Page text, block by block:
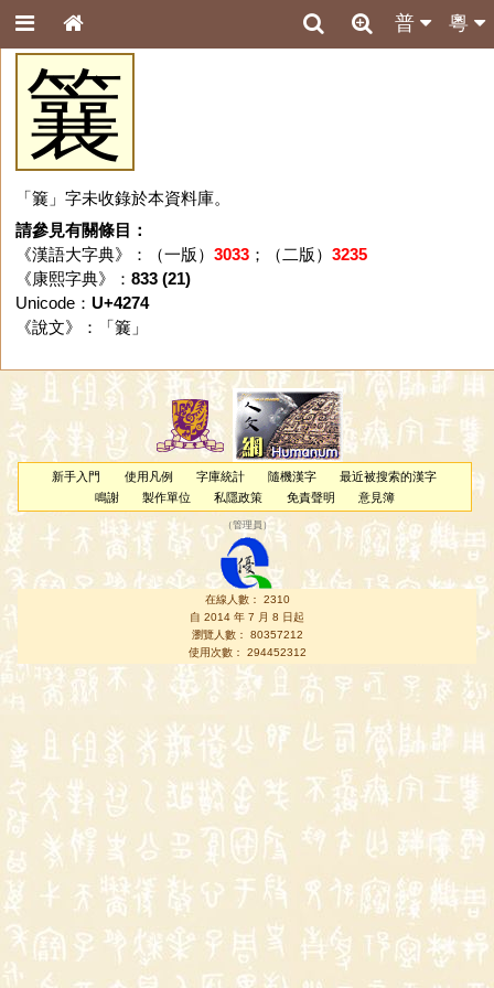
粵
普
䉴
「䉴」字未收錄於本資料庫。
請參見有關條目：
《漢語大字典》：（一版） 3033；（二版） 3235
《康熙字典》： 833 (21)
Unicode： U+4274
《說文》：「 䉴」
新手入門 使用凡例 字庫統計 隨機漢字
最近被搜索的漢字
鳴謝
製作單位 私隱政策 免責聲明 意見簿
（管理員 ）
在線人數： 2310
自 2014 年 7 月 8 日起
瀏覽人數： 80357212
使用次數： 294452312